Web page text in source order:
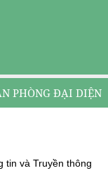
PHÒNG ĐẠI DIỆN
tin và Truyền thông